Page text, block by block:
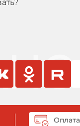
rutube
Оплата